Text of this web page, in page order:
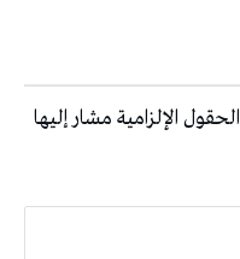
الحقول الإلزامية مشار إليها